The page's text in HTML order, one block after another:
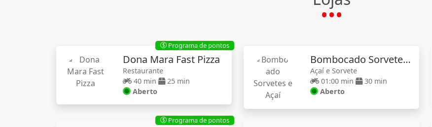
Dona Mara Fast Pizza
Restaurante
40 min
25 min
Aberto
$ Programa de pontos
$ Programa de pontos
Bombocado Sorvetes e Açaí
Açaí e Sorvete
01:00 min
30 min
Aberto